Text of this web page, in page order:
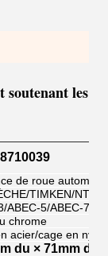
soutenant les
de roue
TIMKEN/NTN/
ABEC-5/ABEC-7
chrome
acier/cage en nylon
du × 71mm de